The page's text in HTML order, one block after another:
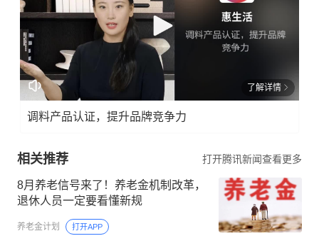
了解详情
调料产品认证，提升品牌竞争力
相关推荐 打开腾讯新闻查看更多
8月养老信号来了！养老金机制改革，
退休人员一定要看懂新规
养老金计划 打开APP